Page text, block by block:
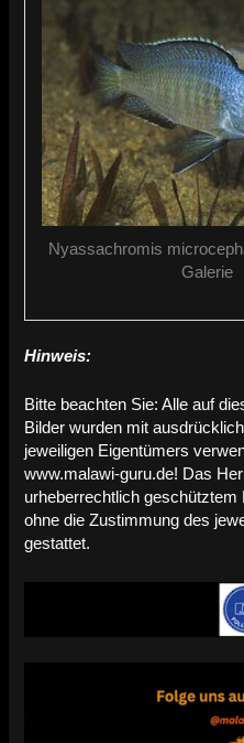
Nyassachromis
Galerie
Hinweis:
Bitte beachten Sie: Alle auf
Bilder wurden mit
jeweiligen Eigentümers
www.malawi-guru.de! Das
urheberrechtlich
ohne die Zustimmung des
gestattet.